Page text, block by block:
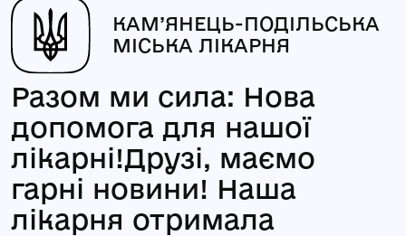
КАМ’ЯНЕЦЬ-ПОДІЛЬСЬКА
МІСЬКА ЛІКАРНЯ
Разом ми сила: Нова
допомога для нашої
лікарні!Друзі, маємо
гарні новини! Наша
лікарня отримала